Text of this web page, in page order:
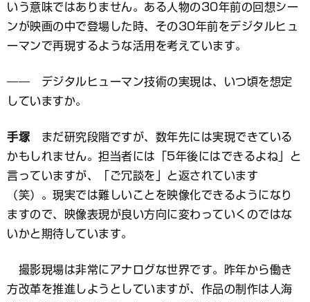
いう意味ではありません。ある人物の30年前の回想シー
ンが映画の中で登場した時、その30年前をデジタルヒュ
ーマンで再現するような活用を考えています。
―― デジタルヒューマン技術の実現は、いつ頃を想定
していますか。
手塚 まだ研究段階ですが、数年先には実現できている
かもしれません。担当者には「5年後にはできるよね」と
言っていますが、「ご冗談を」と返されています
（笑）。現実では難しいことを映像化できるようになり
ますので、映像表現が良い方向に変わっていくのではな
いかと期待しています。
撮影現場は非常にアナログな世界です。昨年から働き
方改革を推進しようとしていますが、作品の制作は人海